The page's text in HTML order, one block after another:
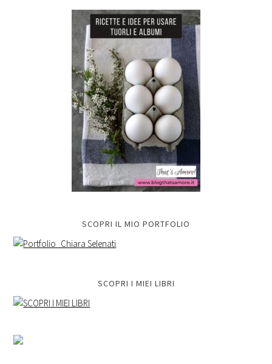
SCOPRI IL MIO PORTFOLIO
SCOPRI I MIEI LIBRI